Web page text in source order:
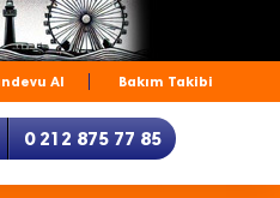
Al Bakım Takibi
0 212 875 77 85